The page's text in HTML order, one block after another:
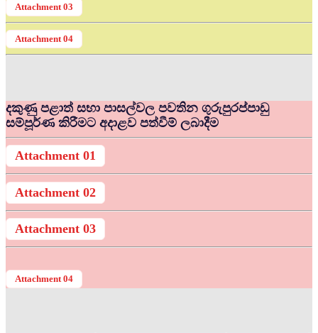
Attachment 03
Attachment 04
දකුණු පළාත් සභා පාසල්වල පවතින ගුරුපුරප්පාඩු
සම්පූර්ණ කිරීමට අදාළව පත්වීම් ලබාදීම
Attachment 01
Attachment 02
Attachment 03
Attachment 04